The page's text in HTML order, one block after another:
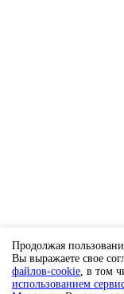
Продолжая
Вы выражаете свое
файлов-cookie, в том
использованием